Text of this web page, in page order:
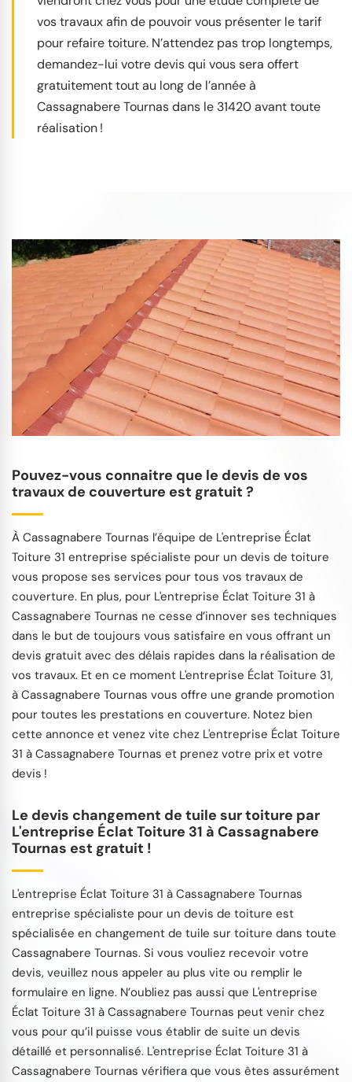
vos travaux afin de pouvoir vous présenter le tarif
pour refaire toiture. N’attendez pas trop longtemps,
demandez-lui votre devis qui vous sera offert
gratuitement tout au long de l’année à
Cassagnabere Tournas dans le 31420 avant toute
réalisation !
Pouvez-vous connaitre que le devis de vos
travaux de couverture est gratuit ?
À Cassagnabere Tournas l’équipe de L'entreprise Éclat
Toiture 31 entreprise spécialiste pour un devis de toiture
vous propose ses services pour tous vos travaux de
couverture. En plus, pour L'entreprise Éclat Toiture 31 à
Cassagnabere Tournas ne cesse d’innover ses techniques
dans le but de toujours vous satisfaire en vous offrant un
devis gratuit avec des délais rapides dans la réalisation de
vos travaux. Et en ce moment L'entreprise Éclat Toiture 31,
à Cassagnabere Tournas vous offre une grande promotion
pour toutes les prestations en couverture. Notez bien
cette annonce et venez vite chez L'entreprise Éclat Toiture
31 à Cassagnabere Tournas et prenez votre prix et votre
devis !
Le devis changement de tuile sur toiture par
L'entreprise Éclat Toiture 31 à Cassagnabere
Tournas est gratuit !
L'entreprise Éclat Toiture 31 à Cassagnabere Tournas
entreprise spécialiste pour un devis de toiture est
spécialisée en changement de tuile sur toiture dans toute
Cassagnabere Tournas. Si vous vouliez recevoir votre
devis, veuillez nous appeler au plus vite ou remplir le
formulaire en ligne. N’oubliez pas aussi que L'entreprise
Éclat Toiture 31 à Cassagnabere Tournas peut venir chez
vous pour qu’il puisse vous établir de suite un devis
détaillé et personnalisé. L'entreprise Éclat Toiture 31 à
Cassagnabere Tournas vérifiera que vous êtes assurément